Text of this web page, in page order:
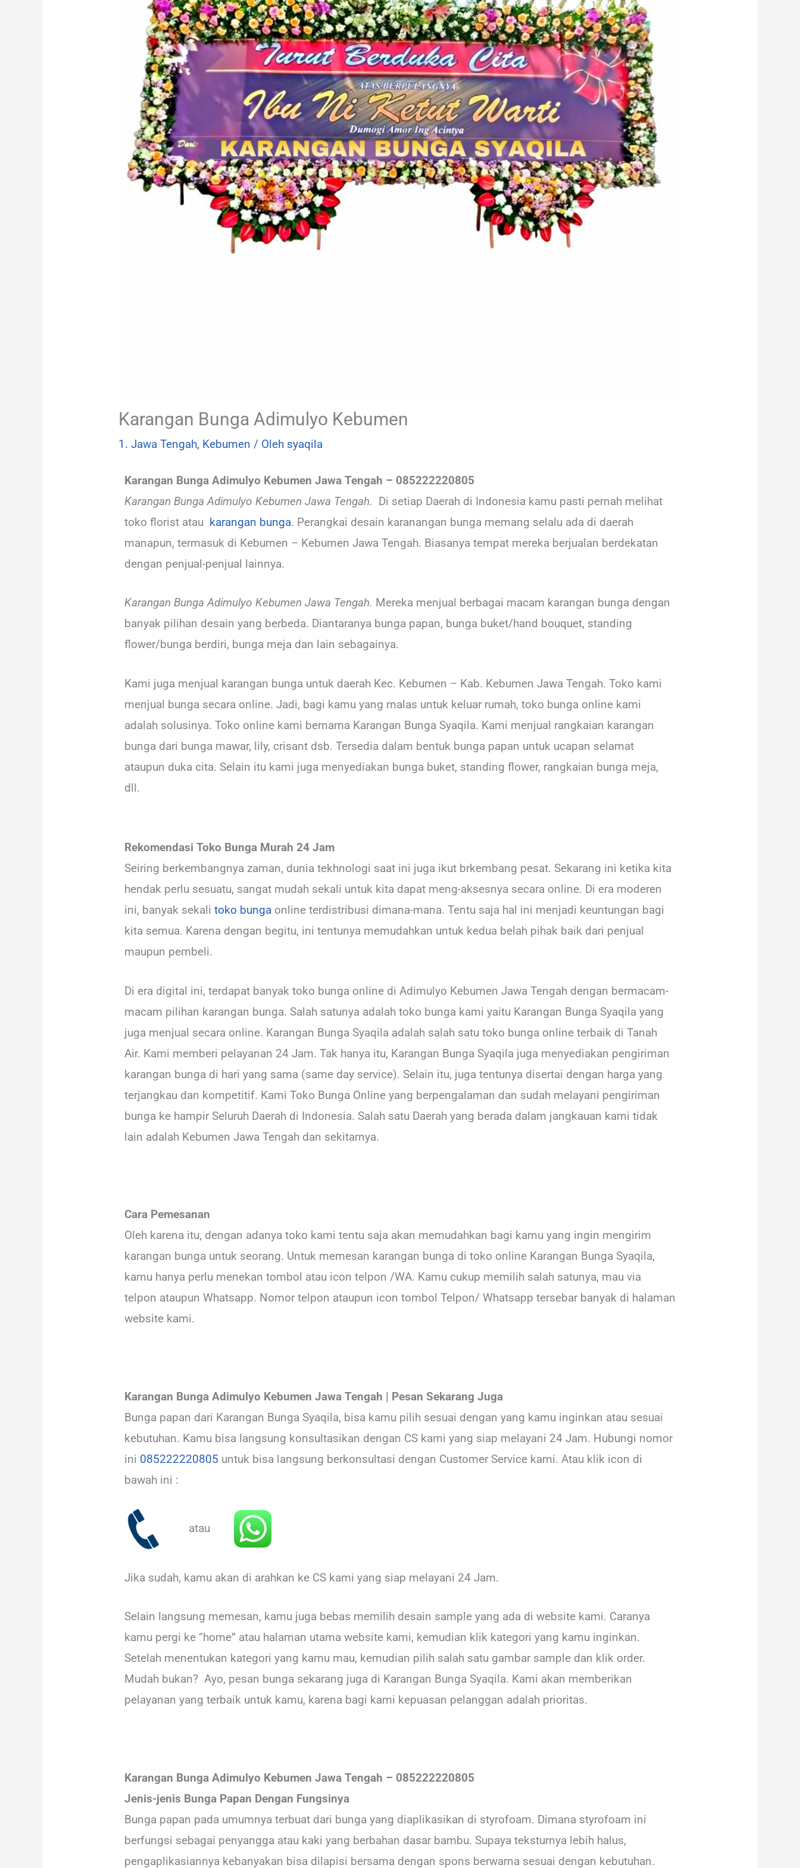
Karangan Bunga Adimulyo Kebumen
1. Jawa Tengah, Kebumen / Oleh syaqila
Karangan Bunga Adimulyo Kebumen Jawa Tengah – 085222220805
Karangan Bunga Adimulyo Kebumen Jawa Tengah. Di setiap Daerah di Indonesia kamu pasti pernah melihat
toko florist atau karangan bunga. Perangkai desain karanangan bunga memang selalu ada di daerah
manapun, termasuk di Kebumen – Kebumen Jawa Tengah. Biasanya tempat mereka berjualan berdekatan
dengan penjual-penjual lainnya.
Karangan Bunga Adimulyo Kebumen Jawa Tengah. Mereka menjual berbagai macam karangan bunga dengan
banyak pilihan desain yang berbeda. Diantaranya bunga papan, bunga buket/hand bouquet, standing
flower/bunga berdiri, bunga meja dan lain sebagainya.
Kami juga menjual karangan bunga untuk daerah Kec. Kebumen – Kab. Kebumen Jawa Tengah. Toko kami
menjual bunga secara online. Jadi, bagi kamu yang malas untuk keluar rumah, toko bunga online kami
adalah solusinya. Toko online kami bernama Karangan Bunga Syaqila. Kami menjual rangkaian karangan
bunga dari bunga mawar, lily, crisant dsb. Tersedia dalam bentuk bunga papan untuk ucapan selamat
ataupun duka cita. Selain itu kami juga menyediakan bunga buket, standing flower, rangkaian bunga meja,
dll.
Rekomendasi Toko Bunga Murah 24 Jam
Seiring berkembangnya zaman, dunia tekhnologi saat ini juga ikut brkembang pesat. Sekarang ini ketika kita
hendak perlu sesuatu, sangat mudah sekali untuk kita dapat meng-aksesnya secara online. Di era moderen
ini, banyak sekali toko bungaonline terdistribusi dimana-mana. Tentu saja hal ini menjadi keuntungan bagi
kita semua. Karena dengan begitu, ini tentunya memudahkan untuk kedua belah pihak baik dari penjual
maupun pembeli.
Di era digital ini, terdapat banyak toko bunga online di Adimulyo Kebumen Jawa Tengah dengan bermacam-
macam pilihan karangan bunga. Salah satunya adalah toko bunga kami yaitu Karangan Bunga Syaqila yang
juga menjual secara online. Karangan Bunga Syaqila adalah salah satu toko bunga online terbaik di Tanah
Air. Kami memberi pelayanan 24 Jam. Tak hanya itu, Karangan Bunga Syaqila juga menyediakan pengiriman
karangan bunga di hari yang sama (same day service). Selain itu, juga tentunya disertai dengan harga yang
terjangkau dan kompetitif. Kami Toko Bunga Online yang berpengalaman dan sudah melayani pengiriman
bunga ke hampir Seluruh Daerah di Indonesia. Salah satu Daerah yang berada dalam jangkauan kami tidak
lain adalah Kebumen Jawa Tengah dan sekitarnya.
Cara Pemesanan
Oleh karena itu, dengan adanya toko kami tentu saja akan memudahkan bagi kamu yang ingin mengirim
karangan bunga untuk seorang. Untuk memesan karangan bunga di toko online Karangan Bunga Syaqila,
kamu hanya perlu menekan tombol atau icon telpon /WA. Kamu cukup memilih salah satunya, mau via
telpon ataupun Whatsapp. Nomor telpon ataupun icon tombol Telpon/ Whatsapp tersebar banyak di halaman
website kami.
Karangan Bunga Adimulyo Kebumen Jawa Tengah | Pesan Sekarang Juga
Bunga papan dari Karangan Bunga Syaqila, bisa kamu pilih sesuai dengan yang kamu inginkan atau sesuai
kebutuhan. Kamu bisa langsung konsultasikan dengan CS kami yang siap melayani 24 Jam. Hubungi nomor
ini 085222220805 untuk bisa langsung berkonsultasi dengan Customer Service kami. Atau klik icon di
bawah ini :
atau
Jika sudah, kamu akan di arahkan ke CS kami yang siap melayani 24 Jam.
Selain langsung memesan, kamu juga bebas memilih desain sample yang ada di website kami. Caranya
kamu pergi ke “home” atau halaman utama website kami, kemudian klik kategori yang kamu inginkan.
Setelah menentukan kategori yang kamu mau, kemudian pilih salah satu gambar sample dan klik order.
Mudah bukan? Ayo, pesan bunga sekarang juga di Karangan Bunga Syaqila. Kami akan memberikan
pelayanan yang terbaik untuk kamu, karena bagi kami kepuasan pelanggan adalah prioritas.
Karangan Bunga Adimulyo Kebumen Jawa Tengah – 085222220805
Jenis-jenis Bunga Papan Dengan Fungsinya
Bunga papan pada umumnya terbuat dari bunga yang diaplikasikan di styrofoam. Dimana styrofoam ini
berfungsi sebagai penyangga atau kaki yang berbahan dasar bambu. Supaya teksturnya lebih halus,
pengaplikasiannya kebanyakan bisa dilapisi bersama dengan spons berwarna sesuai dengan kebutuhan.